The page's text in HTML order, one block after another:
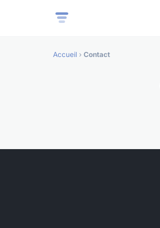
Accueil › Contact